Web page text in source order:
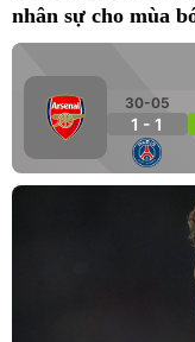
nhân sự cho mùa
30-05
1 - 1